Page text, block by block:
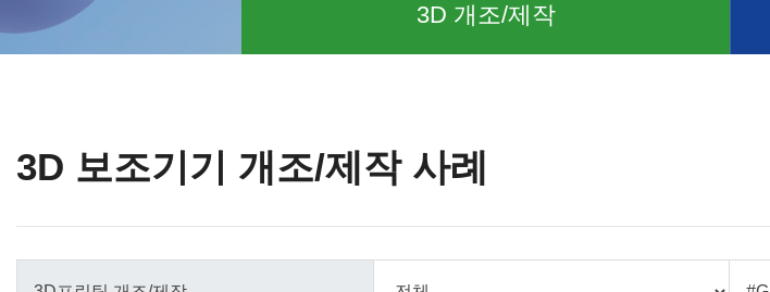
3D 개조/제작
3D 보조기기 개조/제작 사례